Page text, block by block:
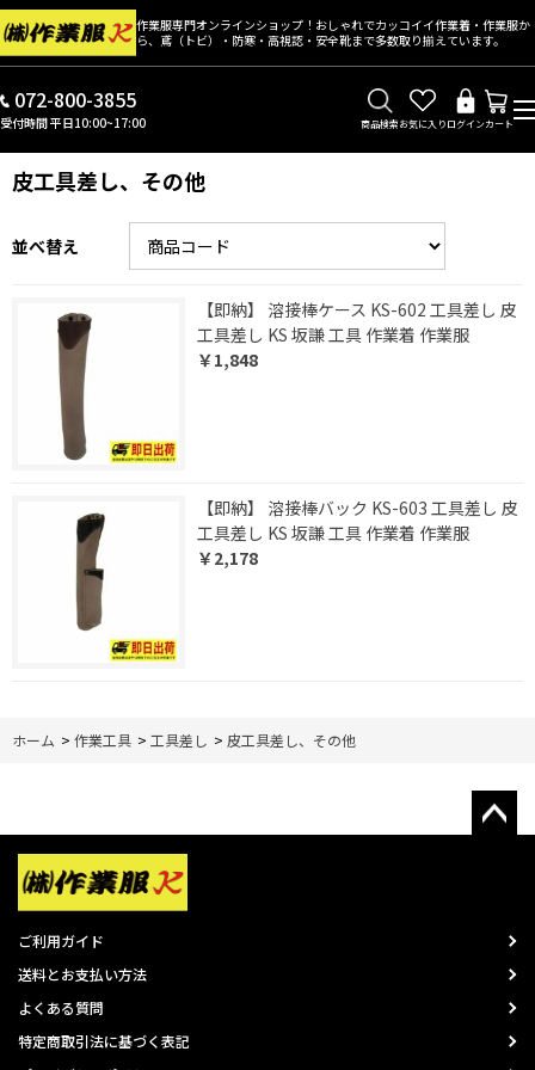
作業服専門オンラインショップ！おしゃれでカッコイイ作業着・作業服か
ら、鳶（トビ）・防寒・高視認・安全靴まで多数取り揃えています。
072-800-3855
受付時間 平日10:00~17:00 商品検索お気に入りログインカート
皮工具差し、その他
並べ替え
【即納】 溶接棒ケース KS-602 工具差し 皮
工具差し KS 坂謙 工具 作業着 作業服
￥1,848
【即納】 溶接棒バック KS-603 工具差し 皮
工具差し KS 坂謙 工具 作業着 作業服
￥2,178
ホーム > 作業工具 > 工具差し > 皮工具差し、その他
ご利用ガイド
送料とお支払い方法
よくある質問
特定商取引法に基づく表記